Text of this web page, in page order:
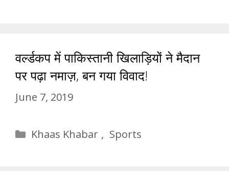
वर्ल्डकप में पाकिस्तानी खिलाड़ियों ने मैदान
पर पढ़ा नमाज़, बन गया विवाद!
June 7, 2019
Categories
Khaas Khabar , Sports